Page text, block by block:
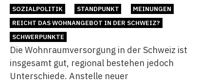
SOZIALPOLITIK STANDPUNKT
MEINUNGEN
REICHT DAS WOHNANGEBOT IN DER SCHWEIZ?
SCHWERPUNKTE
Die Wohnraumversorgung in der Schweiz ist
insgesamt gut, regional bestehen jedoch
Unterschiede. Anstelle neuer